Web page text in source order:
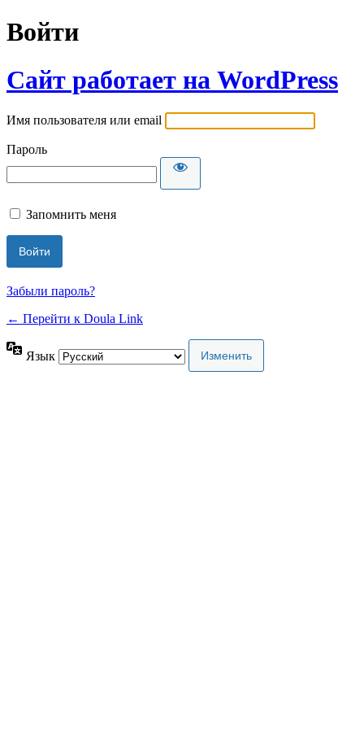
Войти
Сайт работает на WordPress
Имя пользователя или email
Пароль
Запомнить меня
Забыли пароль?
← Перейти к Doula Link
Язык